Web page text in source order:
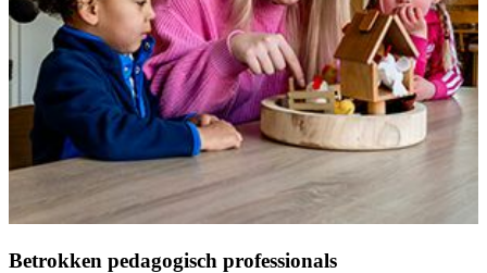
Betrokken pedagogisch professionals